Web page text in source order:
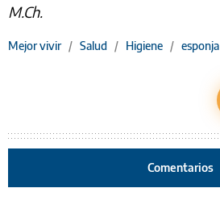
M.Ch.
Mejor vivir / Salud / Higiene / esponja
Comentarios